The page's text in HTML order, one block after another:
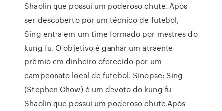
Shaolin que possui um poderoso chute. Após
ser descoberto por um técnico de futebol,
Sing entra em um time formado por mestres do
kung fu. O objetivo é ganhar um atraente
prêmio em dinheiro oferecido por um
campeonato local de futebol. Sinopse: Sing
(Stephen Chow) é um devoto do kung fu
Shaolin que possui um poderoso chute.Após